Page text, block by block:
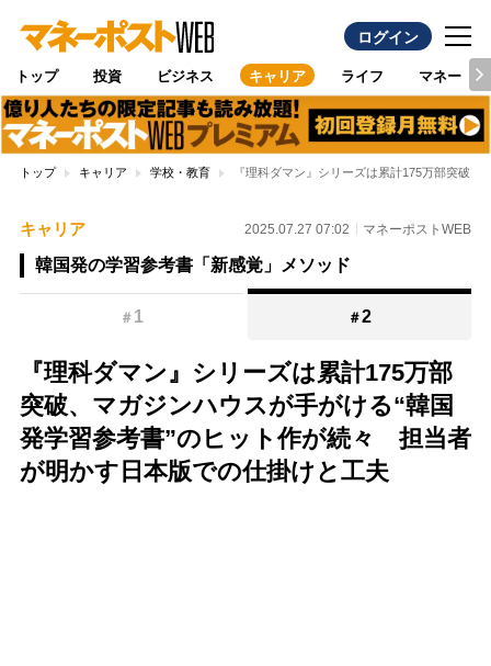
ログイン
トップ 投資 ビジネス キャリア ライフ マネー
トップ キャリア 学校・教育 『理科ダマン』シリーズは累計175万部突破
キャリア 2025.07.27 07:02 マネーポストWEB
韓国発の学習参考書「新感覚」メソッド
＃ 1 ＃2
『理科ダマン』シリーズは累計175万部
突破、マガジンハウスが手がける“韓国
発学習参考書”のヒット作が続々 担当者
が明かす日本版での仕掛けと工夫